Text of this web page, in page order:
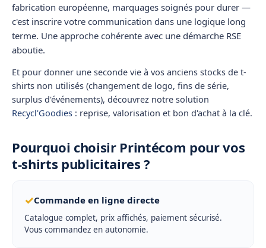
fabrication européenne, marquages soignés pour durer —
c'est inscrire votre communication dans une logique long
terme. Une approche cohérente avec une démarche RSE
aboutie.
Et pour donner une seconde vie à vos anciens stocks de t-
shirts non utilisés (changement de logo, fins de série,
surplus d'événements), découvrez notre solution
Recycl'Goodies : reprise, valorisation et bon d'achat à la clé.
Pourquoi choisir Printécom pour vos
t-shirts publicitaires ?
✓Commande en ligne directe
Catalogue complet, prix affichés, paiement sécurisé.
Vous commandez en autonomie.